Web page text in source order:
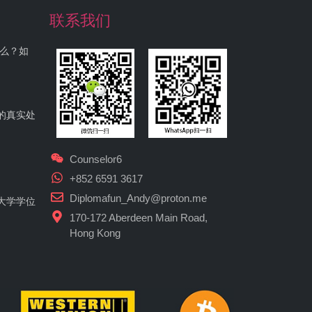
？如
真实处
学学位
联系我们
Counselor6
+852 6591 3617
Diplomafun_Andy@proton.me
170-172 Aberdeen Main Road,
Hong Kong